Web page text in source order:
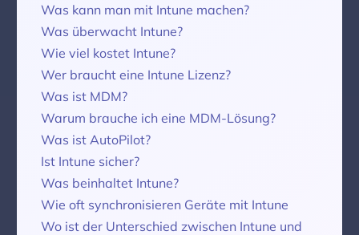
Was kann man mit Intune machen?
Was überwacht Intune?
Wie viel kostet Intune?
Wer braucht eine Intune Lizenz?
Was ist MDM?
Warum brauche ich eine MDM-Lösung?
Was ist AutoPilot?
Ist Intune sicher?
Was beinhaltet Intune?
Wie oft synchronisieren Geräte mit Intune
Wo ist der Unterschied zwischen Intune und